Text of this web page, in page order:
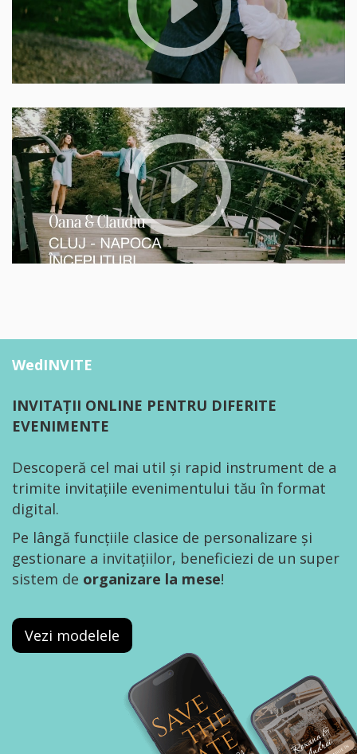
WedINVITE
INVITAȚII ONLINE PENTRU DIFERITE
EVENIMENTE
Descoperă cel mai util și rapid instrument de a
trimite invitațiile evenimentului tău în format
digital.
Pe lângă funcțiile clasice de personalizare și
gestionare a invitațiilor, beneficiezi de un super
sistem de organizare la mese!
Vezi modelele